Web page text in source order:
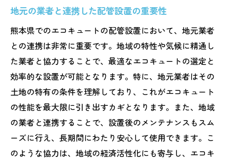
地元の業者と連携した配管設置の重要性
熊本県でのエコキュートの配管設置において、地元業者
との連携は非常に重要です。地域の特性や気候に精通し
た業者と協力することで、最適なエコキュートの選定と
効率的な設置が可能となります。特に、地元業者はその
土地の特有の条件を理解しており、これがエコキュート
の性能を最大限に引き出すカギとなります。また、地域
の業者と連携することで、設置後のメンテナンスもスム
ーズに行え、長期間にわたり安心して使用できます。こ
のような協力は、地域の経済活性化にも寄与し、エコキ